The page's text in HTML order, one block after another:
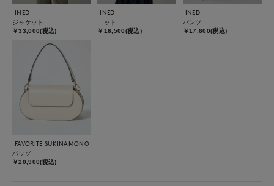
INED
ジャケット
￥33,000(税込)
INED
ニット
￥16,500(税込)
INED
パンツ
￥17,600(税込)
FAVORITE SUKINAMONO
バッグ
￥20,900(税込)